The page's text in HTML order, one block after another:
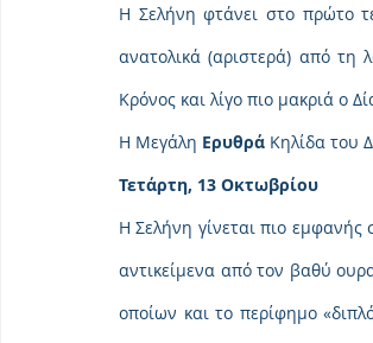
Η Σελήνη φτάνει στο πρώτο
ανατολικά (αριστερά) από τη
Κρόνος και λίγο πιο μακριά ο
Η Μεγάλη Ερυθρά Κηλίδα του
Τετάρτη, 13 Οκτωβρίου
Η Σελήνη γίνεται πιο
αντικείμενα από τον βαθύ
οποίων και το περίφημο